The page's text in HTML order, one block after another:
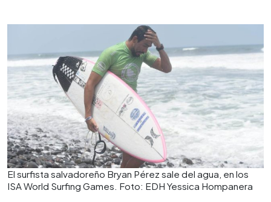
El surfista salvadoreño Bryan Pérez sale del agua, en los
ISA World Surfing Games. Foto: EDH Yessica Hompanera